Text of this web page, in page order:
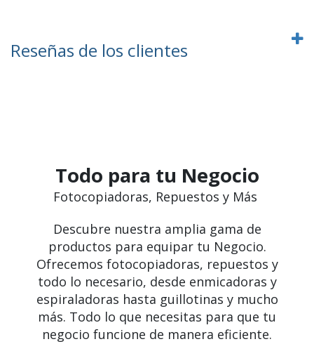
Reseñas de los clientes
Todo para tu Negocio
Fotocopiadoras, Repuestos y Más
Descubre nuestra amplia gama de
productos para equipar tu Negocio.
Ofrecemos fotocopiadoras, repuestos y
todo lo necesario, desde enmicadoras y
espiraladoras hasta guillotinas y mucho
más. Todo lo que necesitas para que tu
negocio funcione de manera eficiente.